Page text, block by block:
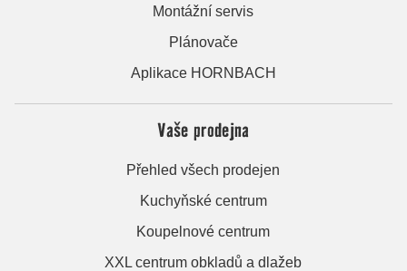
Montážní servis
Plánovače
Aplikace HORNBACH
Vaše prodejna
Přehled všech prodejen
Kuchyňské centrum
Koupelnové centrum
XXL centrum obkladů a dlažeb